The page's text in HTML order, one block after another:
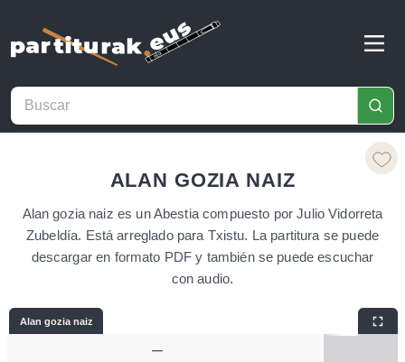
ALAN GOZIA NAIZ
Alan gozia naiz es un Abestia compuesto por Julio Vidorreta
Zubeldía. Está arreglado para Txistu. La partitura se puede
descargar en formato PDF y también se puede escuchar
con audio.
Alan gozia naiz